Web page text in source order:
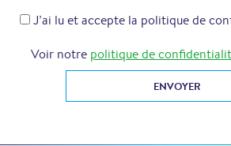
J’ai lu et accepte la politique de
Voir notre politique de